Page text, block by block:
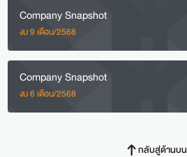
Company Snapshot
งบ 9 เดือน/2568
Company Snapshot
งบ 6 เดือน/2568
กลับสู่ด้านบน